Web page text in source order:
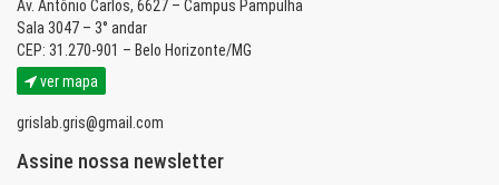
Av. Antônio Carlos, 6627 – Campus Pampulha
Sala 3047 – 3° andar
CEP: 31.270-901 – Belo Horizonte/MG
ver mapa
grislab.gris@gmail.com
Assine nossa newsletter